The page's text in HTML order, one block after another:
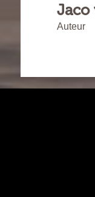
Jaco
Auteur